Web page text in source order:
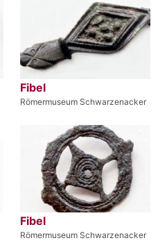
Fibel
Römermuseum Schwarzenacker
Fibel
Römermuseum Schwarzenacker